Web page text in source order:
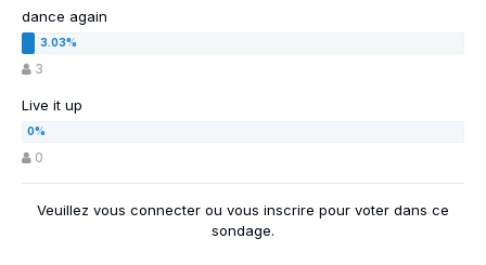
dance again
3
Live it up
0
Veuillez vous connecter ou vous inscrire pour voter dans ce
sondage.